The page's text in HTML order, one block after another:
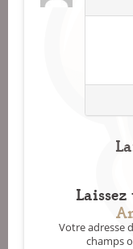
Laissez
Votre adresse
champs